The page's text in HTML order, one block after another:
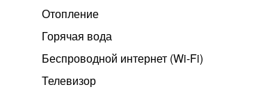
Отопление
Горячая вода
Беспроводной интернет (Wi‑Fi)
Телевизор